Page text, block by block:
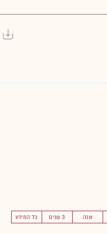
שנה 3 שנים כל המידע